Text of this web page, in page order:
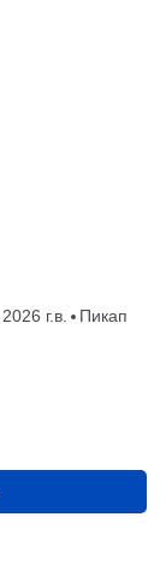
2026 г.в. Пикап